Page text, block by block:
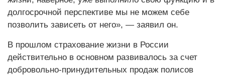
долгосрочной перспективе мы не можем себе
позволить зависеть от него», — заявил он.
В прошлом страхование жизни в России
действительно в основном развивалось за счет
добровольно-принудительных продаж полисов